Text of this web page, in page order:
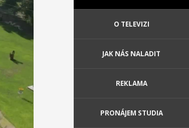
O TELEVIZI
JAK NÁS NALADIT
REKLAMA
PRONÁJEM STUDIA